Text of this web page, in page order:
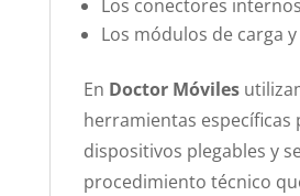
Los conectores internos
Los módulos de carga
En Doctor Móviles
herramientas específicas
dispositivos plegables y
procedimiento técnico